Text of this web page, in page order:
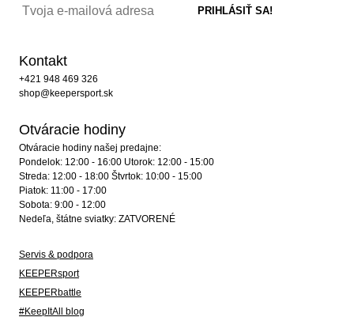
Kontakt
+421 948 469 326
shop@keepersport.sk
Otváracie hodiny
Otváracie hodiny našej predajne:
Pondelok: 12:00 - 16:00 Utorok: 12:00 - 15:00
Streda: 12:00 - 18:00 Štvrtok: 10:00 - 15:00
Piatok: 11:00 - 17:00
Sobota: 9:00 - 12:00
Nedeľa, štátne sviatky: ZATVORENÉ
Servis & podpora
KEEPERsport
KEEPERbattle
#KeepItAll blog